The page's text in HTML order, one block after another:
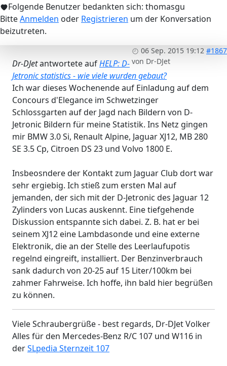
Folgende Benutzer bedankten sich: thomasgu
BitteAnmelden oder Registrieren um der Konversation
beizutreten.
06 Sep. 2015 19:12 #1867
von Dr-DJet
Dr-DJetantwortete aufHELP: D-
Jetronic statistics - wie viele wurden gebaut?
Ich war dieses Wochenende auf Einladung auf dem
Concours d'Elegance im Schwetzinger
Schlossgarten auf der Jagd nach Bildern von D-
Jetronic Bildern für meine Statistik. Ins Netz gingen
mir BMW 3.0 Si, Renault Alpine, Jaguar XJ12, MB 280
SE 3.5 Cp, Citroen DS 23 und Volvo 1800 E.
Insbeosndere der Kontakt zum Jaguar Club dort war
sehr ergiebig. Ich stieß zum ersten Mal auf
jemanden, der sich mit der D-Jetronic des Jaguar 12
Zylinders von Lucas auskennt. Eine tiefgehende
Diskussion entspannte sich dabei. Z. B. hat er bei
seinem XJ12 eine Lambdasonde und eine externe
Elektronik, die an der Stelle des Leerlaufupotis
regelnd eingreift, installiert. Der Benzinverbrauch
sank dadurch von 20-25 auf 15 Liter/100km bei
zahmer Fahrweise. Ich hoffe, ihn bald hier begrüßen
zu können.
Viele Schraubergrüße - best regards, Dr-DJet Volker
Alles für den Mercedes-Benz R/C 107 und W116 in
derSLpedia Sternzeit 107